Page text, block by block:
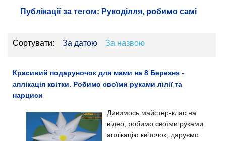
Публікації за тегом: Рукоділля, робимо самі
Сортувати: За датою За назвою
Красивий подаруночок для мами на 8 Березня -
аплікація квітки. Робимо своїми руками лілії та
нарциси
Дивимось майстер-клас на
відео, робимо своїми руками
аплікацію квіточок, даруємо